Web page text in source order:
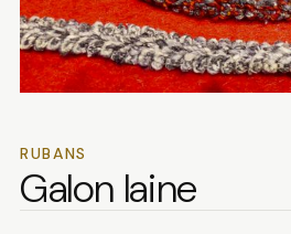
RUBANS
Galon laine